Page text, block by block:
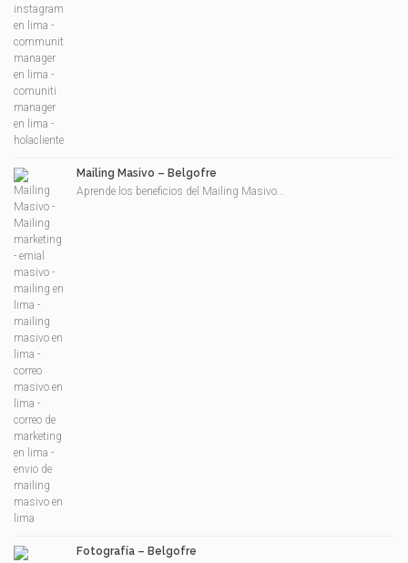
Mailing Masivo – Belgofre
Aprende los beneficios del Mailing Masivo...
Fotografía – Belgofre